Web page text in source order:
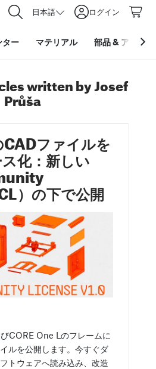
日本語 ログイン
ター マテリアル 部品& アクセ
written by Josef
Průša
ファイルを
化：新しい
）の下で公開
CORE One Lのフレームに
ルを公開します。今すぐダ
トウェアへ読み込み、改造